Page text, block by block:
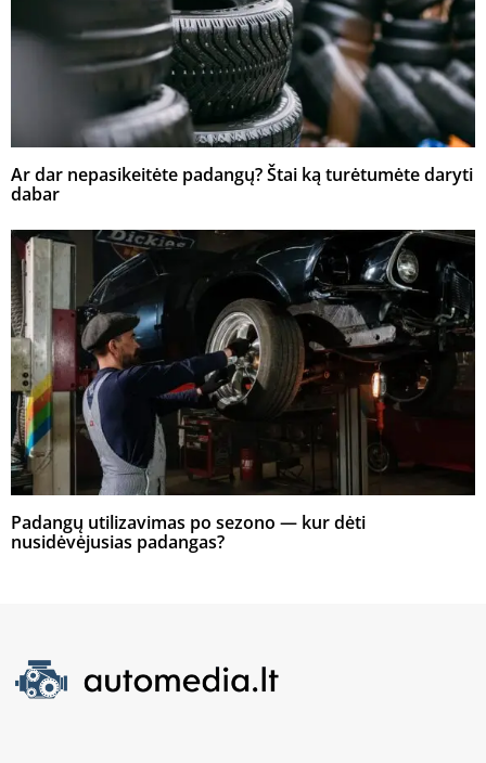
Ar dar nepasikeitėte padangų? Štai ką turėtumėte daryti
dabar
Padangų utilizavimas po sezono — kur dėti
nusidėvėjusias padangas?